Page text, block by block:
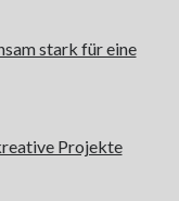
stark für eine
Projekte